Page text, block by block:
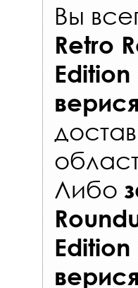
Вы
Retro
Либо